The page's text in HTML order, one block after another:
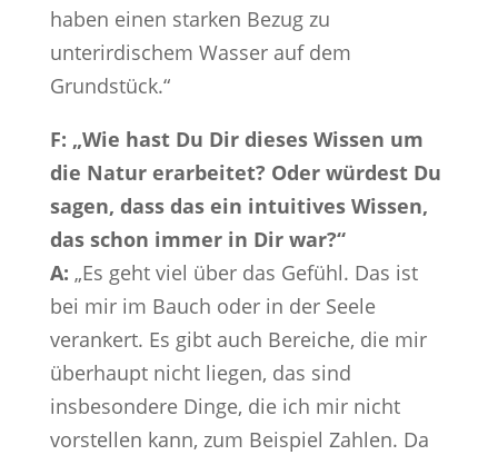
haben einen starken Bezug zu
unterirdischem Wasser auf dem
Grundstück.“
F: „Wie hast Du Dir dieses Wissen um
die Natur erarbeitet? Oder würdest Du
sagen, dass das ein intuitives Wissen,
das schon immer in Dir war?“
A: „Es geht viel über das Gefühl. Das ist
bei mir im Bauch oder in der Seele
verankert. Es gibt auch Bereiche, die mir
überhaupt nicht liegen, das sind
insbesondere Dinge, die ich mir nicht
vorstellen kann, zum Beispiel Zahlen. Da